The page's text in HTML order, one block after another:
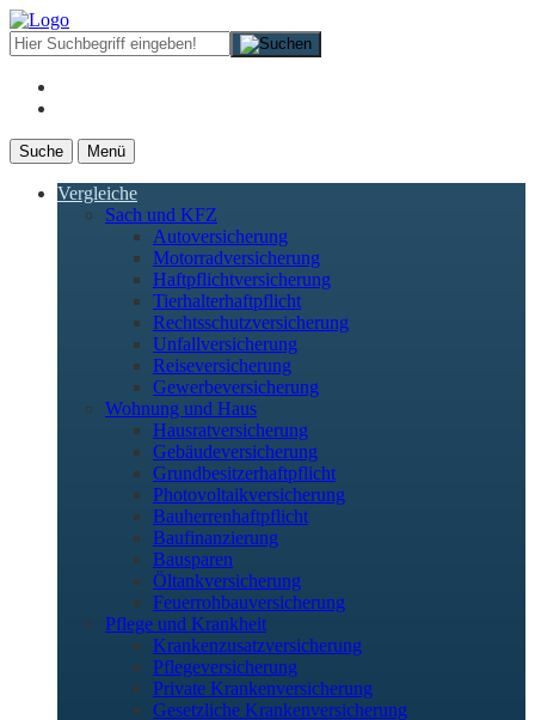
Suche Menü
Vergleiche
Sach und KFZ
Autoversicherung
Motorradversicherung
Haftpflichtversicherung
Tierhalterhaftpflicht
Rechtsschutzversicherung
Unfallversicherung
Reiseversicherung
Gewerbeversicherung
Wohnung und Haus
Hausratversicherung
Gebäudeversicherung
Grundbesitzerhaftpflicht
Photovoltaikversicherung
Bauherrenhaftpflicht
Baufinanzierung
Bausparen
Öltankversicherung
Feuerrohbauversicherung
Pflege und Krankheit
Krankenzusatzversicherung
Pflegeversicherung
Private Krankenversicherung
Gesetzliche Krankenversicherung